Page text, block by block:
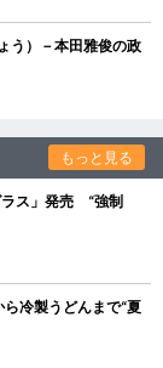
う）－本田雅俊の政
もっと見る
ラス」発売 “強制
冷製うどんまで“夏